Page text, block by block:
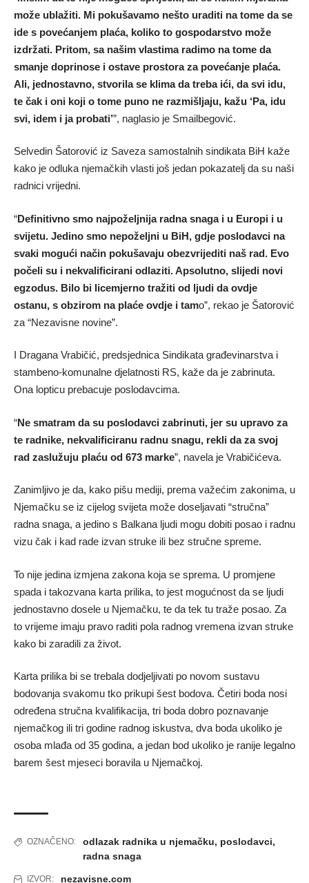
može ublažiti. Mi pokušavamo nešto uraditi na tome da se
ide s povećanjem plaća, koliko to gospodarstvo može
izdržati. Pritom, sa našim vlastima radimo na tome da
smanje doprinose i ostave prostora za povećanje plaća.
Ali, jednostavno, stvorila se klima da treba ići, da svi idu,
te čak i oni koji o tome puno ne razmišljaju, kažu ‘Pa, idu
svi, idem i ja probati’”, naglasio je Smailbegović.
Selvedin Šatorović iz Saveza samostalnih sindikata BiH kaže
kako je odluka njemačkih vlasti još jedan pokazatelj da su naši
radnici vrijedni.
“Definitivno smo najpoželjnija radna snaga i u Europi i u
svijetu. Jedino smo nepoželjni u BiH, gdje poslodavci na
svaki mogući način pokušavaju obezvrijediti naš rad. Evo
počeli su i nekvalificirani odlaziti. Apsolutno, slijedi novi
egzodus. Bilo bi licemjerno tražiti od ljudi da ovdje
ostanu, s obzirom na plaće ovdje i tamo”, rekao je Šatorović
za “Nezavisne novine”.
I Dragana Vrabičić, predsjednica Sindikata građevinarstva i
stambeno-komunalne djelatnosti RS, kaže da je zabrinuta.
Ona lopticu prebacuje poslodavcima.
“Ne smatram da su poslodavci zabrinuti, jer su upravo za
te radnike, nekvalificiranu radnu snagu, rekli da za svoj
rad zaslužuju plaću od 673 marke”, navela je Vrabičićeva.
Zanimljivo je da, kako pišu mediji, prema važećim zakonima, u
Njemačku se iz cijelog svijeta može doseljavati “stručna”
radna snaga, a jedino s Balkana ljudi mogu dobiti posao i radnu
vizu čak i kad rade izvan struke ili bez stručne spreme.
To nije jedina izmjena zakona koja se sprema. U promjene
spada i takozvana karta prilika, to jest mogućnost da se ljudi
jednostavno dosele u Njemačku, te da tek tu traže posao. Za
to vrijeme imaju pravo raditi pola radnog vremena izvan struke
kako bi zaradili za život.
Karta prilika bi se trebala dodjeljivati po novom sustavu
bodovanja svakomu tko prikupi šest bodova. Četiri boda nosi
određena stručna kvalifikacija, tri boda dobro poznavanje
njemačkog ili tri godine radnog iskustva, dva boda ukoliko je
osoba mlađa od 35 godina, a jedan bod ukoliko je ranije legalno
barem šest mjeseci boravila u Njemačkoj.
OZNAČENO: odlazak radnika u njemačku, poslodavci,
radna snaga
IZVOR: nezavisne.com